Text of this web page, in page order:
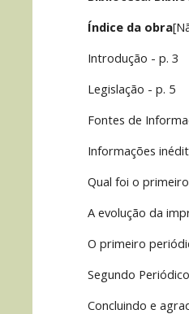
Índice da obra
Introdução - p. 3
Legislação - p. 5
Fontes de
Informações
Qual foi o
A evolução da
O primeiro
Segundo
Concluindo e